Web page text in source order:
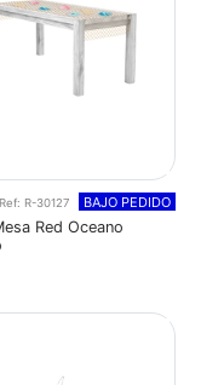
R-30127 BAJO PEDIDO
Red Oceano